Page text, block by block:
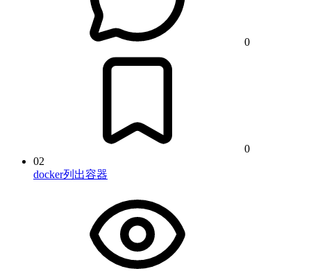
0
0
02
docker列出容器